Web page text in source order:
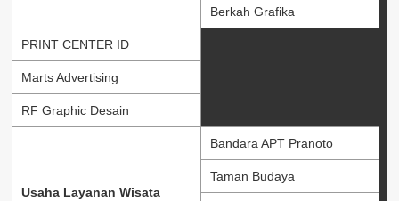
Berkah Grafika
PRINT CENTER ID
Marts Advertising
RF Graphic Desain
Usaha Layanan Wisata
Bandara APT Pranoto
Taman Budaya